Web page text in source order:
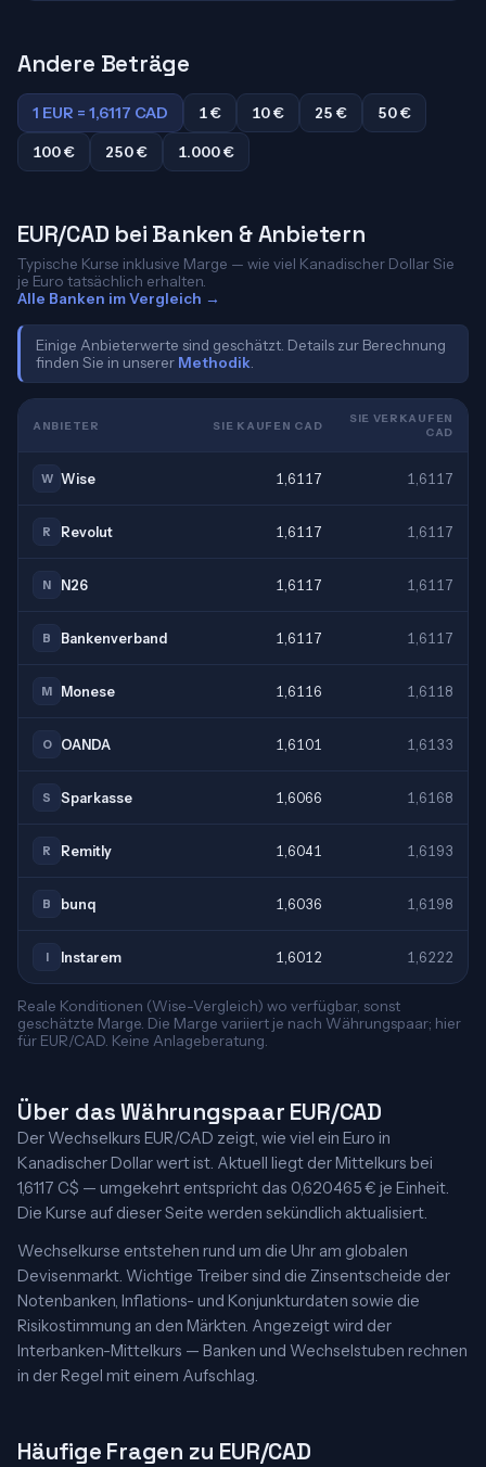
Andere Beträge
1 EUR = 1,6117 CAD 1 € 10 € 25 €
50 €
100 €
250 € 1.000 €
EUR/CAD bei Banken & Anbietern
Typische Kurse inklusive Marge — wie viel Kanadischer Dollar Sie
je Euro tatsächlich erhalten.
Alle Banken im Vergleich →
Einige Anbieterwerte sind geschätzt. Details zur Berechnung
finden Sie in unserer Methodik
ANBIETER SIE KAUFEN CAD
SIE VERKAUFEN
CAD
W Wise 1,6117 1,6117
R Revolut 1,6117 1,6117
N N26 1,6117 1,6117
B Bankenverband 1,6117 1,6117
M Monese 1,6116 1,6118
O OANDA 1,6101 1,6133
S Sparkasse 1,6066 1,6168
R Remitly 1,6041 1,6193
B bunq 1,6036 1,6198
I Instarem 1,6012 1,6222
Reale Konditionen (Wise-Vergleich) wo verfügbar, sonst
geschätzte Marge. Die Marge variiert je nach Währungspaar; hier
für EUR/CAD. Keine Anlageberatung.
Über das Währungspaar EUR/CAD
Der Wechselkurs EUR/CAD zeigt, wie viel ein Euro in
Kanadischer Dollar wert ist. Aktuell liegt der Mittelkurs bei
1,6117 C$ — umgekehrt entspricht das 0,620465 € je Einheit.
Die Kurse auf dieser Seite werden sekündlich aktualisiert.
Wechselkurse entstehen rund um die Uhr am globalen
Devisenmarkt. Wichtige Treiber sind die Zinsentscheide der
Notenbanken, Inflations- und Konjunkturdaten sowie die
Risikostimmung an den Märkten. Angezeigt wird der
Interbanken-Mittelkurs — Banken und Wechselstuben rechnen
in der Regel mit einem Aufschlag.
Häufige Fragen zu EUR/CAD